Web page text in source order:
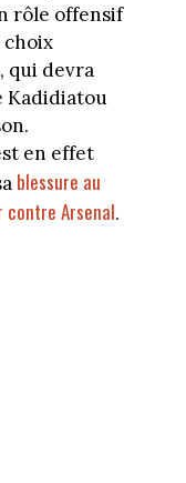
rôle offensif
qui devra
Kadidiatou
en effet
blessure au
Arsenal.